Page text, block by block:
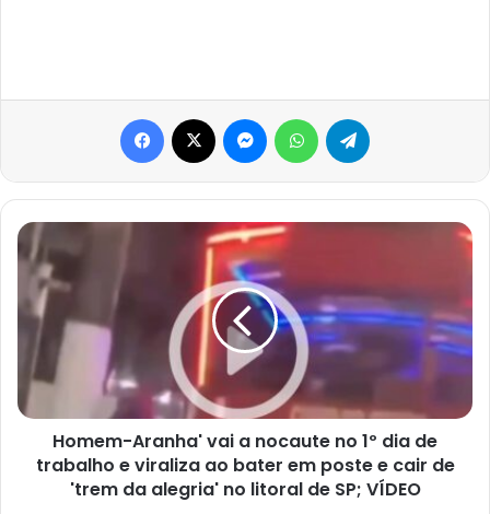
Facebook MessengerWhatsApp
Homem-
Aranha'
vai
a
nocaute
dia
de
trabalhoHomem-Aranha' vai a nocaute no 1º dia de
trabalho e viraliza ao bater em poste e cair de
'trem da alegria' no litoral de SP; VÍDEO